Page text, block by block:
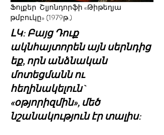
Ֆոլքեր Շլյոնդորֆի «Թիթեղյա
թմբուկը» (1979թ.)
ԼԿ: Բայց Դուք
ակնհայտորեն այն սերնդից
եք, որն անձնական
մոտեցմանն ու
հեղինակելուն`
«օթյորիզմին», մեծ
նշանակություն էր տալիս: